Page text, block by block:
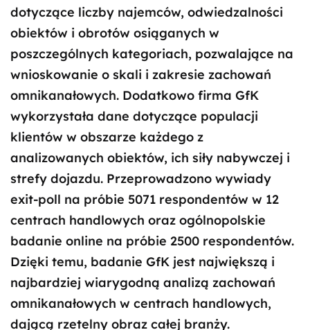
dotyczące liczby najemców, odwiedzalności
obiektów i obrotów osiąganych w
poszczególnych kategoriach, pozwalające na
wnioskowanie o skali i zakresie zachowań
omnikanałowych. Dodatkowo firma GfK
wykorzystała dane dotyczące populacji
klientów w obszarze każdego z
analizowanych obiektów, ich siły nabywczej i
strefy dojazdu. Przeprowadzono wywiady
exit-poll na próbie 5071 respondentów w 12
centrach handlowych oraz ogólnopolskie
badanie online na próbie 2500 respondentów.
Dzięki temu, badanie GfK jest największą i
najbardziej wiarygodną analizą zachowań
omnikanałowych w centrach handlowych,
dającą rzetelny obraz całej branży.